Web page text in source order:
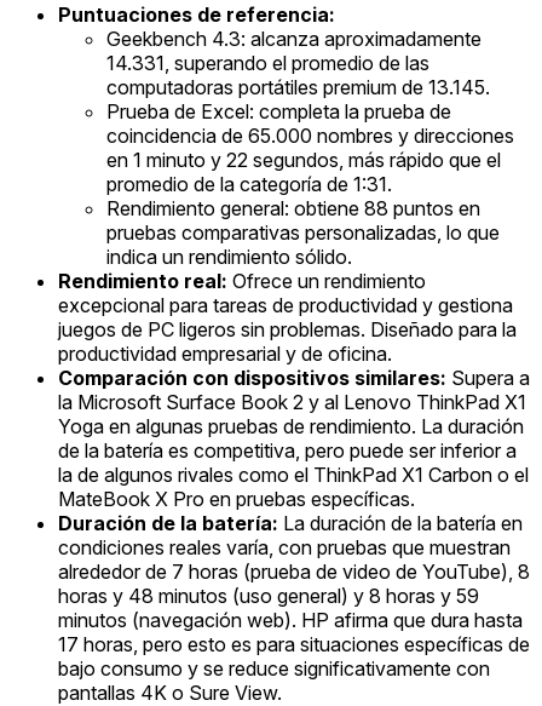
Puntuaciones de referencia:
Geekbench 4.3: alcanza aproximadamente
14.331, superando el promedio de las
computadoras portátiles premium de 13.145.
Prueba de Excel: completa la prueba de
coincidencia de 65.000 nombres y direcciones
en 1 minuto y 22 segundos, más rápido que el
promedio de la categoría de 1:31.
Rendimiento general: obtiene 88 puntos en
pruebas comparativas personalizadas, lo que
indica un rendimiento sólido.
Rendimiento real: Ofrece un rendimiento
excepcional para tareas de productividad y gestiona
juegos de PC ligeros sin problemas. Diseñado para la
productividad empresarial y de oficina.
Comparación con dispositivos similares: Supera a
la Microsoft Surface Book 2 y al Lenovo ThinkPad X1
Yoga en algunas pruebas de rendimiento. La duración
de la batería es competitiva, pero puede ser inferior a
la de algunos rivales como el ThinkPad X1 Carbon o el
MateBook X Pro en pruebas específicas.
Duración de la batería: La duración de la batería en
condiciones reales varía, con pruebas que muestran
alrededor de 7 horas (prueba de video de YouTube), 8
horas y 48 minutos (uso general) y 8 horas y 59
minutos (navegación web). HP afirma que dura hasta
17 horas, pero esto es para situaciones específicas de
bajo consumo y se reduce significativamente con
pantallas 4K o Sure View.